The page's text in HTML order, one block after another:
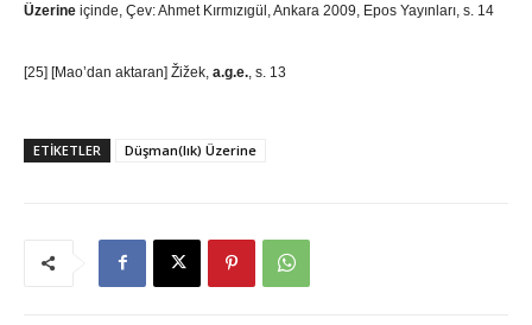
Üzerine içinde, Çev: Ahmet Kırmızıgül, Ankara 2009, Epos Yayınları, s. 14
[25] [Mao’dan aktaran] Žižek, a.g.e., s. 13
ETIKETLER Düşman(lık) Üzerine